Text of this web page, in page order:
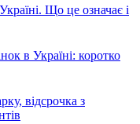
Що це означає і
в Україні: коротко
відсрочка з